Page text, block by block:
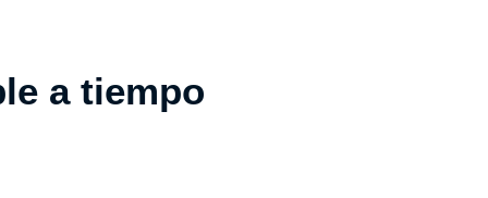
a tiempo